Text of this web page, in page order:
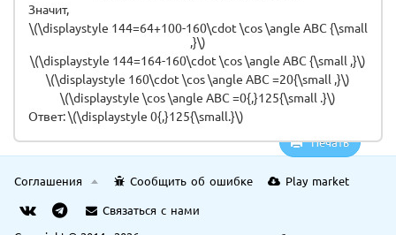
Печать
Значит,
\(\displaystyle 144=64+100-160\cdot \cos \angle ABC {\small
,}\)
\(\displaystyle 144=164-160\cdot \cos \angle ABC {\small ,}\)
\(\displaystyle 160\cdot \cos \angle ABC =20{\small ,}\)
\(\displaystyle \cos \angle ABC =0{,}125{\small .}\)
Ответ: \(\displaystyle 0{,}125{\small.}\)
Соглашения Сообщить об ошибке
Play market
Связаться с нами